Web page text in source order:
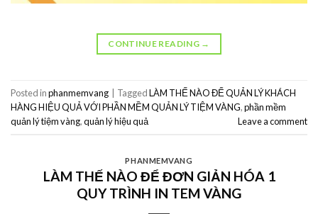
CONTINUE READING →
Posted inphanmemvang TaggedLÀM THẾ NÀO ĐỂ QUẢN LÝ KHÁCH
HÀNG HIỆU QUẢ VỚI PHẦN MỀM QUẢN LÝ TIỆM VÀNG,phần mềm
quản lý tiệm vàng,quản lý hiệu quả Leave a comment
PHANMEMVANG
LÀM THẾ NÀO ĐỂ ĐƠN GIẢN HÓA 1
QUY TRÌNH IN TEM VÀNG